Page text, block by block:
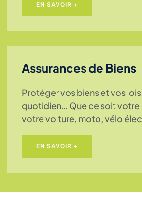
EN SAVOIR +
Assurances de Biens
Protéger vos biens et vos
quotidien… Que ce soit votre
votre voiture, moto, vélo
EN SAVOIR +